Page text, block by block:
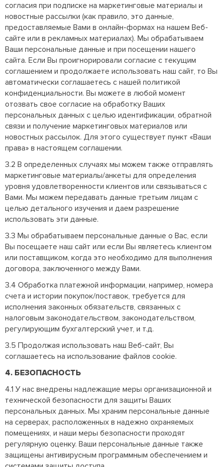
согласия при подписке на маркетинговые материалы и
новостные рассылки (как правило, это данные,
предоставляемые Вами в онлайн-формах на нашем Веб-
сайте или в рекламных материалах). Мы обрабатываем
Ваши персональные данные и при посещении нашего
сайта. Если Вы проигнорировали согласие с текущим
соглашением и продолжаете использовать наш сайт, то Вы
автоматически соглашаетесь с нашей политикой
конфиденциальности. Вы можете в любой момент
отозвать свое согласие на обработку Ваших
персональных данных с целью идентификации, обратной
связи и получение маркетинговых материалов или
новостных рассылок. Для этого существует пункт «Ваши
права» в настоящем соглашении.
3.2 В определенных случаях мы можем также отправлять
маркетинговые материалы/анкеты для определения
уровня удовлетворенности клиентов или связываться с
Вами. Мы можем передавать данные третьим лицам с
целью детального изучения и даем разрешение
использовать эти данные.
3.3 Мы обрабатываем персональные данные о Вас, если
Вы посещаете наш сайт или если Вы являетесь клиентом
или поставщиком, когда это необходимо для выполнения
договора, заключенного между Вами.
3.4 Обработка платежной информации, например, номера
счета и истории покупок/поставок, требуется для
исполнения законных обязательств, связанных с
налоговым законодательством, законодательством,
регулирующим бухгалтерский учет, и т.д.
3.5 Продолжая использовать наш Веб-сайт, Вы
соглашаетесь на использование файлов cookie.
4. БЕЗОПАСНОСТЬ
4.1 У нас внедрены надлежащие меры организационной и
технической безопасности для защиты Ваших
персональных данных. Мы храним персональные данные
на серверах, расположенных в надежно охраняемых
помещениях, и наши меры безопасности проходят
регулярную оценку. Ваши персональные данные также
защищены антивирусным программным обеспечением и